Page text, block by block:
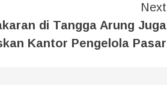
Next
di Tangga Arung Juga
Kantor Pengelola Pasar